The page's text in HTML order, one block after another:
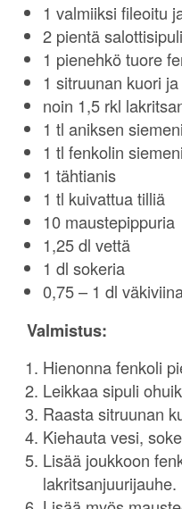
1 valmiiksi fileoitu
2 pientä
1 pienehkö tuore
1 sitruunan kuori
noin 1,5 rkl
1 tl aniksen
1 tl fenkolin
1 tähtianis
1 tl kuivattua tilliä
10 maustepippuria
1,25 dl vettä
1 dl sokeria
0,75 – 1 dl
Valmistus:
Hienonna fenkoli
Leikkaa sipuli
Raasta sitruunan
Kiehauta vesi,
Lisää joukkoon
lakritsanjuurijauhe.